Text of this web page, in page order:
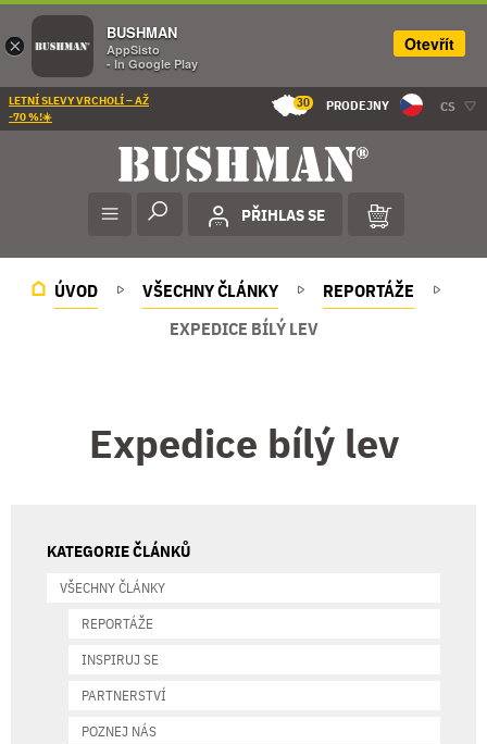
LETNÍ SLEVY VRCHOLÍ – AŽ
-70 %!☀️
30 PRODEJNY CS
PŘIHLAS SE
ÚVOD VŠECHNY ČLÁNKY
REPORTÁŽE
EXPEDICE BÍLÝ LEV
Expedice bílý lev
KATEGORIE ČLÁNKŮ
VŠECHNY ČLÁNKY
REPORTÁŽE
INSPIRUJ SE
PARTNERSTVÍ
POZNEJ NÁS
×
BUSHMAN
AppSisto
- In Google Play
Otevřít